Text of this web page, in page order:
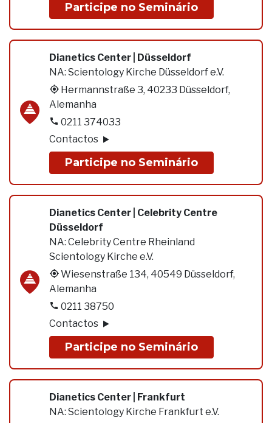
Participe no Seminário
Dianetics Center | Düsseldorf
NA: Scientology Kirche Düsseldorf e.V.
Hermannstraße 3, 40233 Düsseldorf,
Alemanha
0211 374033
Contactos
Participe no Seminário
Dianetics Center | Celebrity Centre
Düsseldorf
NA: Celebrity Centre Rheinland
Scientology Kirche e.V.
Wiesenstraße 134, 40549 Düsseldorf,
Alemanha
0211 38750
Contactos
Participe no Seminário
Dianetics Center | Frankfurt
NA: Scientology Kirche Frankfurt e.V.